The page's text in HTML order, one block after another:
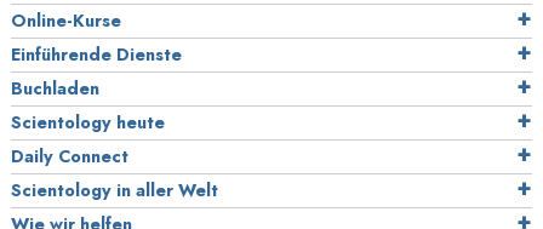
Online-Kurse
Einführende Dienste
Buchladen
Scientology heute
Daily Connect
Scientology in aller Welt
Wie wir helfen